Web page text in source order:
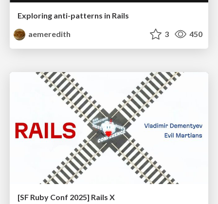
Exploring anti-patterns in Rails
aemeredith
3 450
[SF Ruby Conf 2025] Rails X